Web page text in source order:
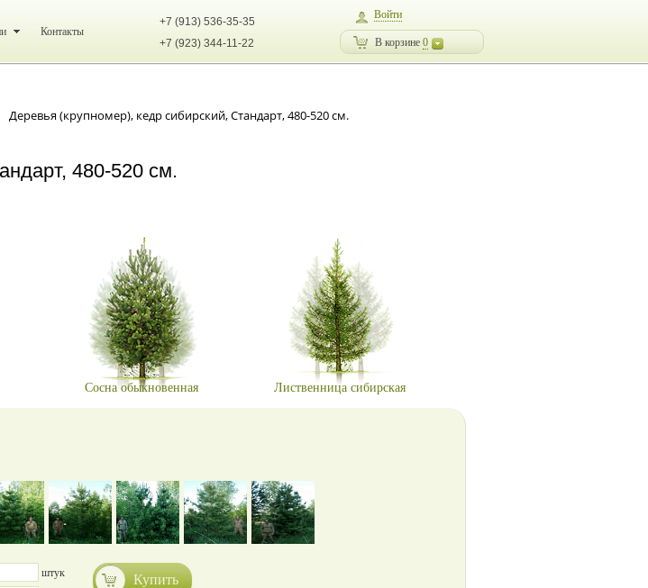
Войти
В корзине 0
+7 (913) 536-35-35
+7 (923) 344-11-22
Контакты
Деревья (крупномер), кедр сибирский, Cтандарт, 480-520 см.
480-520 см.
Сосна обыкновенная Лиственница сибирская
штук
Купить